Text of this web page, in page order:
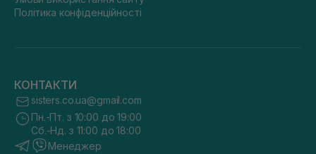
Політика конфіденційності
КОНТАКТИ
sisters.co.ua@gmail.com
Пн.-Пт. з 10:00 до 19:00
Сб.-Нд. з 11:00 до 18:00
Менеджер